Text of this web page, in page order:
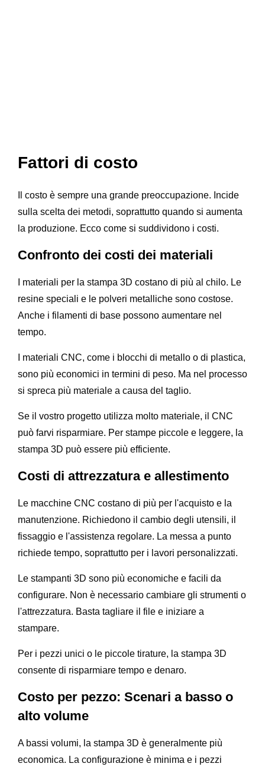
Fattori di costo
Il costo è sempre una grande preoccupazione. Incide
sulla scelta dei metodi, soprattutto quando si aumenta
la produzione. Ecco come si suddividono i costi.
Confronto dei costi dei materiali
I materiali per la stampa 3D costano di più al chilo. Le
resine speciali e le polveri metalliche sono costose.
Anche i filamenti di base possono aumentare nel
tempo.
I materiali CNC, come i blocchi di metallo o di plastica,
sono più economici in termini di peso. Ma nel processo
si spreca più materiale a causa del taglio.
Se il vostro progetto utilizza molto materiale, il CNC
può farvi risparmiare. Per stampe piccole e leggere, la
stampa 3D può essere più efficiente.
Costi di attrezzatura e allestimento
Le macchine CNC costano di più per l'acquisto e la
manutenzione. Richiedono il cambio degli utensili, il
fissaggio e l'assistenza regolare. La messa a punto
richiede tempo, soprattutto per i lavori personalizzati.
Le stampanti 3D sono più economiche e facili da
configurare. Non è necessario cambiare gli strumenti o
l'attrezzatura. Basta tagliare il file e iniziare a
stampare.
Per i pezzi unici o le piccole tirature, la stampa 3D
consente di risparmiare tempo e denaro.
Costo per pezzo: Scenari a basso o
alto volume
A bassi volumi, la stampa 3D è generalmente più
economica. La configurazione è minima e i pezzi